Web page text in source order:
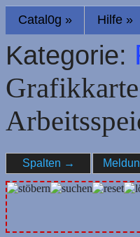
Catal0g » Hilfe»
Kategorie:
Grafikkarte
Spalten →